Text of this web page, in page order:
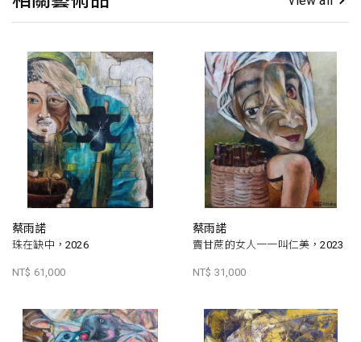
蔡雨諾
珠在缺中，2026
NT$ 61,000
蔡雨諾
賣甘蔗的女人一一叫仁美，2023
NT$ 31,000